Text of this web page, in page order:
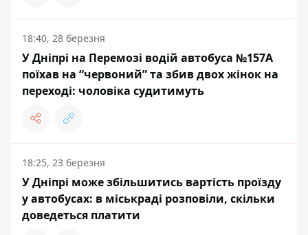
18:40, 28 березня
У Дніпрі на Перемозі водій автобуса №157А
поїхав на “червоний” та збив двох жінок на
переході: чоловіка судитимуть
18:25, 23 березня
У Дніпрі може збільшитись вартість проїзду
у автобусах: в міськраді розповіли, скільки
доведеться платити